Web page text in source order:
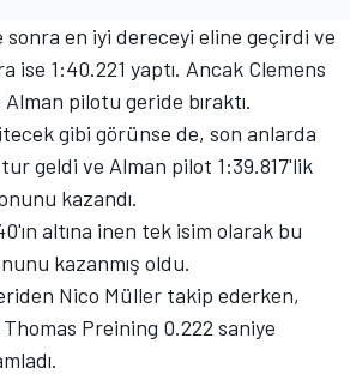
en iyi dereceyi eline geçirdi ve
ise 1:40.221 yaptı. Ancak Clemens
pilotu geride bıraktı.
gibi görünse de, son anlarda
geldi ve Alman pilot 1:39.817'lik
kazandı.
altına inen tek isim olarak bu
kazanmış oldu.
Nico Müller takip ederken,
Preining 0.222 saniye